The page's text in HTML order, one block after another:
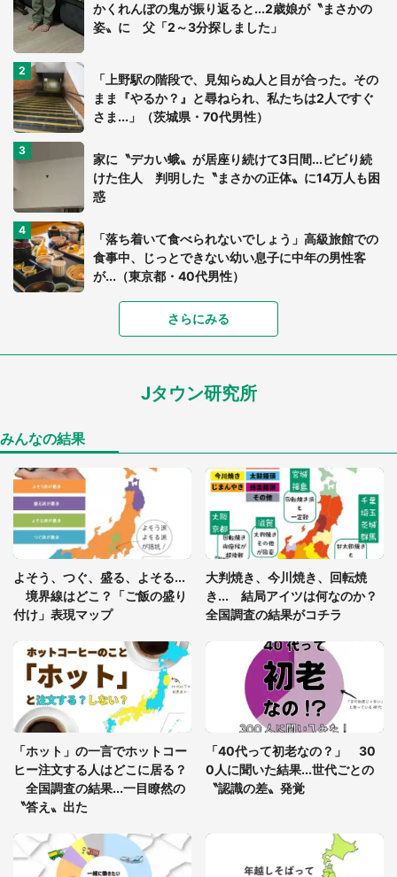
かくれんぼの鬼が振り返ると...2歳娘が〝まさかの
姿〟に 父「2～3分探しました」
「上野駅の階段で、見知らぬ人と目が合った。その
まま『やるか？』と尋ねられ、私たちは2人ですぐ
さま...」（茨城県・70代男性）
家に〝デカい蛾〟が居座り続けて3日間...ビビり続
けた住人 判明した〝まさかの正体〟に14万人も困
惑
「落ち着いて食べられないでしょう」高級旅館での
食事中、じっとできない幼い息子に中年の男性客
が...（東京都・40代男性）
「可愛いのにホラー」「事件性を感じる」 ふわふ
「孫にあげると思って、あなたにこれをあげる」
「ゾワゾワする」「本当に気持ち悪い」 道端でバ
グっちゃってた〝野生の野菜〟に6.5万人戦慄
「閉所恐怖症の私は新幹線で大パニック。隣席の青
年に『手を繋いで』とお願いしたら...」 体験談に
8万人感動
7万人驚がく 「お菓子売り場ならまだしも...」「ハ
ードル高い」
あまりにも四角すぎる猫、激写される 「これもう
座布団だろ」「食パンの耳」と1.4万人困惑
さらにみる
Jタウン研究所
みんなの結果
よそう、つぐ、盛る、よそる...
境界線はどこ？「ご飯の盛り
付け」表現マップ
大判焼き、今川焼き、回転焼
き... 結局アイツは何なのか？
全国調査の結果がコチラ
「ホット」の一言でホットコー
ヒー注文する人はどこに居る？
全国調査の結果...一目瞭然の
〝答え〟出た
「40代って初老なの？」 30
0人に聞いた結果...世代ごとの
〝認識の差〟発覚